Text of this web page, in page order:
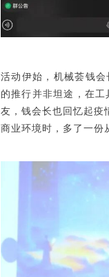
活动伊始，机械荟钱
的推行并非坦途，在
友，钱会长也回忆起疫
商业环境时，多了一份